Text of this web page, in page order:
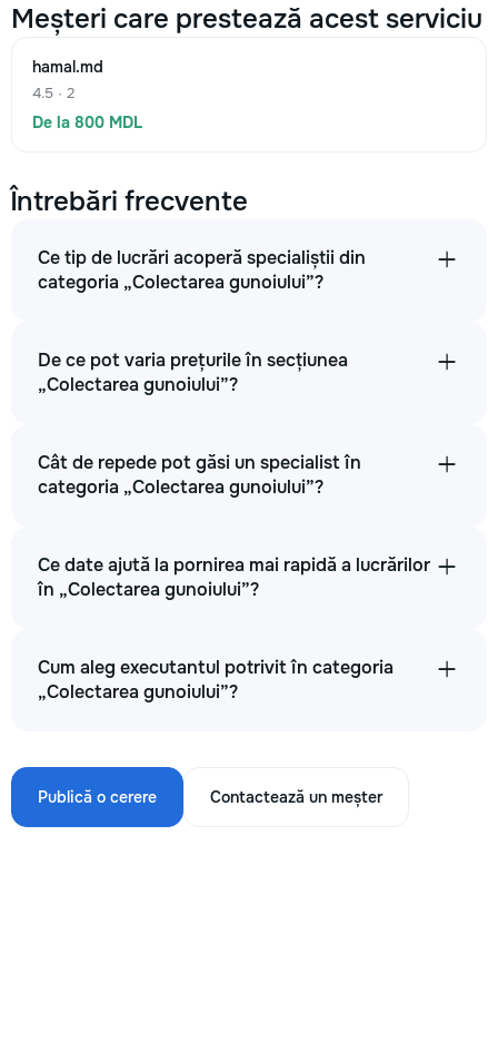
Meșteri care prestează acest serviciu
hamal.md
4.5 · 2
De la 800 MDL
Întrebări frecvente
Ce tip de lucrări acoperă specialiștii din
categoria „Colectarea gunoiului”?
De ce pot varia prețurile în secțiunea
„Colectarea gunoiului”?
Cât de repede pot găsi un specialist în
categoria „Colectarea gunoiului”?
Ce date ajută la pornirea mai rapidă a lucrărilor
în „Colectarea gunoiului”?
Cum aleg executantul potrivit în categoria
„Colectarea gunoiului”?
Publică o cerere Contactează un meșter